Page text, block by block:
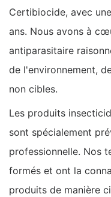
Certibiocide, avec
ans. Nous avons à
antiparasitaire
de l'environnement,
non cibles.
Les produits
sont spécialement
professionnelle. Nos
formés et ont la
produits de manière